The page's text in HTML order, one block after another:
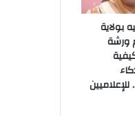
بولاية
ورشة